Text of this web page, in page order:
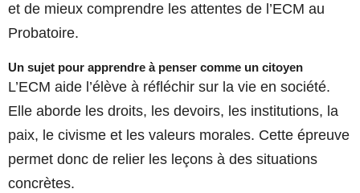
et de mieux comprendre les attentes de l’ECM au
Probatoire.
Un sujet pour apprendre à penser comme un citoyen
L’ECM aide l’élève à réfléchir sur la vie en société.
Elle aborde les droits, les devoirs, les institutions, la
paix, le civisme et les valeurs morales. Cette épreuve
permet donc de relier les leçons à des situations
concrètes.